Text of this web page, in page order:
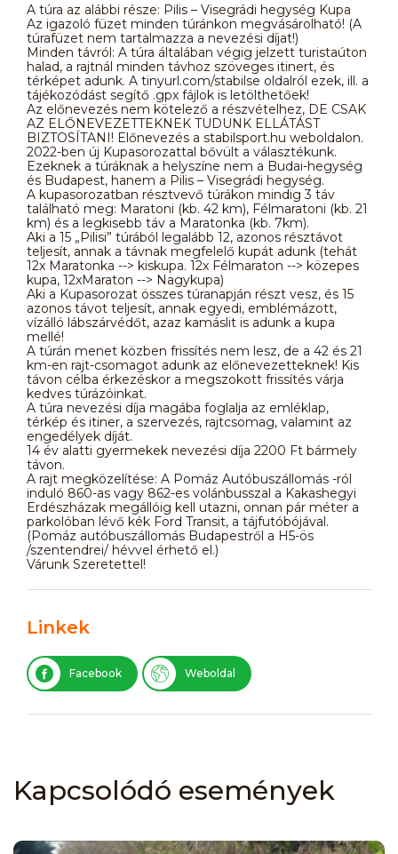
A túra az alábbi része: Pilis – Visegrádi hegység Kupa
Az igazoló füzet minden túránkon megvásárolható! (A
túrafüzet nem tartalmazza a nevezési díjat!)
Minden távról: A túra általában végig jelzett turistaúton
halad, a rajtnál minden távhoz szöveges itinert, és
térképet adunk. A tinyurl.com/stabilse oldalról ezek, ill. a
tájékozódást segítő .gpx fájlok is letölthetőek!
Az előnevezés nem kötelező a részvételhez, DE CSAK
AZ ELŐNEVEZETTEKNEK TUDUNK ELLÁTÁST
BIZTOSÍTANI! Előnevezés a stabilsport.hu weboldalon.
2022-ben új Kupasorozattal bővült a választékunk.
Ezeknek a túráknak a helyszíne nem a Budai-hegység
és Budapest, hanem a Pilis – Visegrádi hegység.
A kupasorozatban résztvevő túrákon mindig 3 táv
található meg: Maratoni (kb. 42 km), Félmaratoni (kb. 21
km) és a legkisebb táv a Maratonka (kb. 7km).
Aki a 15 „Pilisi” túrából legalább 12, azonos résztávot
teljesít, annak a távnak megfelelő kupát adunk (tehát
12x Maratonka --> kiskupa. 12x Félmaraton --> közepes
kupa, 12xMaraton --> Nagykupa)
Aki a Kupasorozat összes túranapján részt vesz, és 15
azonos távot teljesít, annak egyedi, emblémázott,
vízálló lábszárvédőt, azaz kamáslit is adunk a kupa
mellé!
A túrán menet közben frissítés nem lesz, de a 42 és 21
km-en rajt-csomagot adunk az előnevezetteknek! Kis
távon célba érkezéskor a megszokott frissítés várja
kedves túrázóinkat.
A túra nevezési díja magába foglalja az emléklap,
térkép és itiner, a szervezés, rajtcsomag, valamint az
engedélyek díját.
14 év alatti gyermekek nevezési díja 2200 Ft bármely
távon.
A rajt megközelítése: A Pomáz Autóbuszállomás -ról
induló 860-as vagy 862-es volánbusszal a Kakashegyi
Erdészházak megállóig kell utazni, onnan pár méter a
parkolóban lévő kék Ford Transit, a tájfutóbójával.
(Pomáz autóbuszállomás Budapestről a H5-ös
/szentendrei/ hévvel érhető el.)
Várunk Szeretettel!
Linkek
Facebook Weboldal
Kapcsolódó események